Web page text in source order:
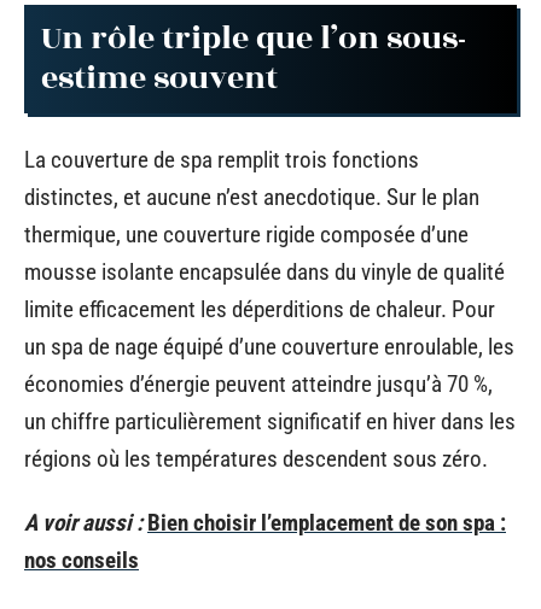
Un rôle triple que l’on sous-
estime souvent
La couverture de spa remplit trois fonctions
distinctes, et aucune n’est anecdotique. Sur le plan
thermique, une couverture rigide composée d’une
mousse isolante encapsulée dans du vinyle de qualité
limite efficacement les déperditions de chaleur. Pour
un spa de nage équipé d’une couverture enroulable, les
économies d’énergie peuvent atteindre jusqu’à 70 %,
un chiffre particulièrement significatif en hiver dans les
régions où les températures descendent sous zéro.
A voir aussi : Bien choisir l’emplacement de son spa :
nos conseils